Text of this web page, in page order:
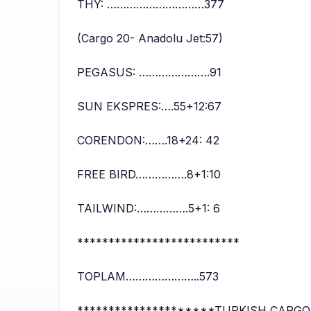
THY: …………………………377
(Cargo 20- Anadolu Jet:57)
PEGASUS: ………………….91
SUN EKSPRES:….55+12:67
CORENDON:…….18+24: 42
FREE BIRD…………….8+1:10
TAILWIND:…………….5+1: 6
**************************
TOPLAM…………………..573